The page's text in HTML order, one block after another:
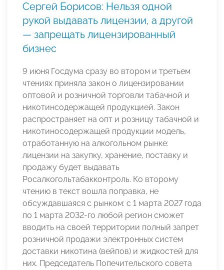
Сергей Борисов: Нельзя одной
рукой выдавать лицензии, а другой
— запрещать лицензированный
бизнес
9 июня Госдума сразу во втором и третьем
чтениях приняла закон о лицензировании
оптовой и розничной торговли табачной и
никотинсодержащей продукцией. Закон
распространяет на опт и розницу табачной и
никотиносодержащей продукции модель,
отработанную на алкогольном рынке:
лицензии на закупку, хранение, поставку и
продажу будет выдавать
Росалкогольтабакконтроль. Ко второму
чтению в текст вошла поправка, не
обсуждавшаяся с рынком: с 1 марта 2027 года
по 1 марта 2032-го любой регион сможет
вводить на своей территории полный запрет
розничной продажи электронных систем
доставки никотина (вейпов) и жидкостей для
них. Председатель Попечительского совета